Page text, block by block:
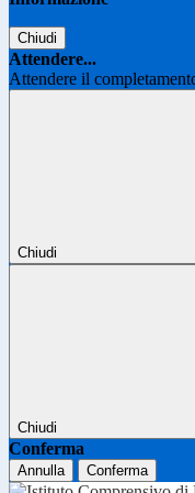
Chiudi
Attendere...
Attendere il
Chiudi
Chiudi
Conferma
Annulla Conferma